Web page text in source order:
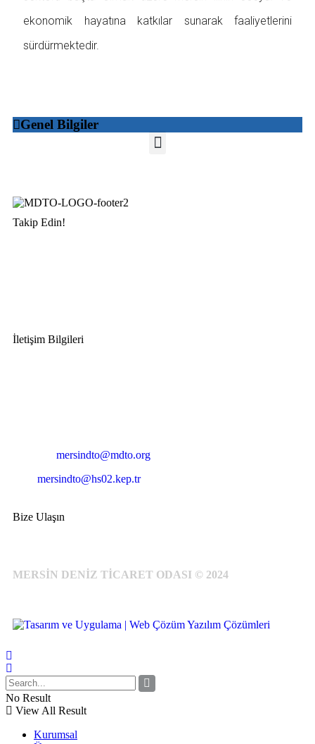
ekonomik hayatına katkılar sunarak faaliyetlerini
sürdürmektedir.
Genel Bilgiler
Takip Edin!
İletişim Bilgileri
mersindto@mdto.org
mersindto@hs02.kep.tr
Bize Ulaşın
MERSİN DENİZ TİCARET ODASI © 2024
No Result
View All Result
Kurumsal